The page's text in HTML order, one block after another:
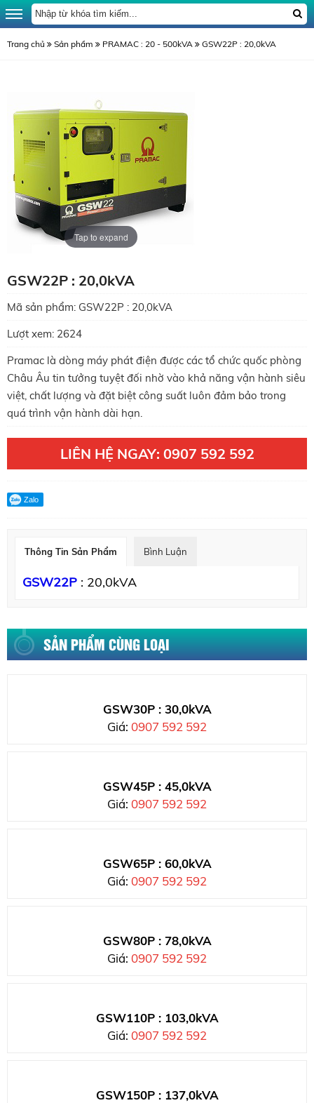
Trang chủ Sản phẩm PRAMAC : 20 - 500kVA GSW22P : 20,0kVA
Tap to expand
GSW22P : 20,0kVA
Mã sản phẩm: GSW22P : 20,0kVA
Lượt xem: 2624
Pramac là dòng máy phát điện được các tổ chức quốc phòng
Châu Âu tin tưởng tuyệt đối nhờ vào khả năng vận hành siêu
việt, chất lượng và đặt biệt công suất luôn đảm bảo trong
quá trình vận hành dài hạn.
LIÊN HỆ NGAY: 0907 592 592
Zalo
Thông Tin Sản Phẩm Bình Luận
GSW22P : 20,0kVA
SẢN PHẨM CÙNG LOẠI
GSW30P : 30,0kVA
Giá: 0907 592 592
GSW45P : 45,0kVA
Giá: 0907 592 592
GSW65P : 60,0kVA
Giá: 0907 592 592
GSW80P : 78,0kVA
Giá: 0907 592 592
GSW110P : 103,0kVA
Giá: 0907 592 592
GSW150P : 137,0kVA